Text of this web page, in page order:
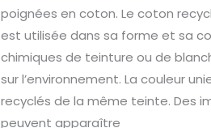
poignées en coton. Le coton
est utilisée dans sa forme et sa
chimiques de teinture ou de
sur l’environnement. La couleur
recyclés de la même teinte. Des
peuvent apparaître
Sac
à
dos
en
coton
recyclé